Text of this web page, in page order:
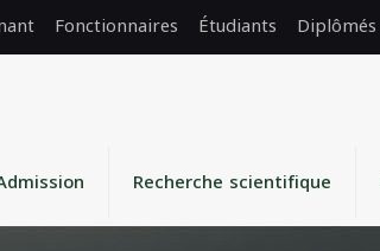
Fonctionnaires Étudiants Diplômés
Recherche scientifique